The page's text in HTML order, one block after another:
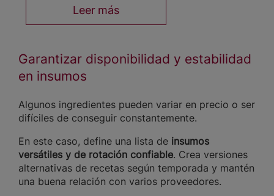
Leer más
Garantizar disponibilidad y estabilidad
en insumos
Algunos ingredientes pueden variar en precio o ser
difíciles de conseguir constantemente.
En este caso, define una lista de insumos
versátiles y de rotación confiable. Crea versiones
alternativas de recetas según temporada y mantén
una buena relación con varios proveedores.